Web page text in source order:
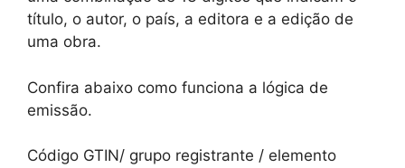
título, o autor, o país, a editora e a edição de
uma obra.
Confira abaixo como funciona a lógica de
emissão.
Código GTIN/ grupo registrante / elemento